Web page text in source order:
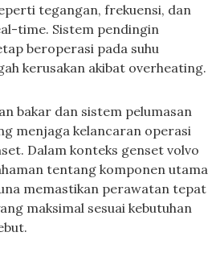
tegangan, frekuensi, dan
time. Sistem pendingin
beroperasi pada suhu
kerusakan akibat overheating.
bakar dan sistem pelumasan
menjaga kelancaran operasi
Dalam konteks genset volvo
tentang komponen utama
memastikan perawatan tepat
maksimal sesuai kebutuhan